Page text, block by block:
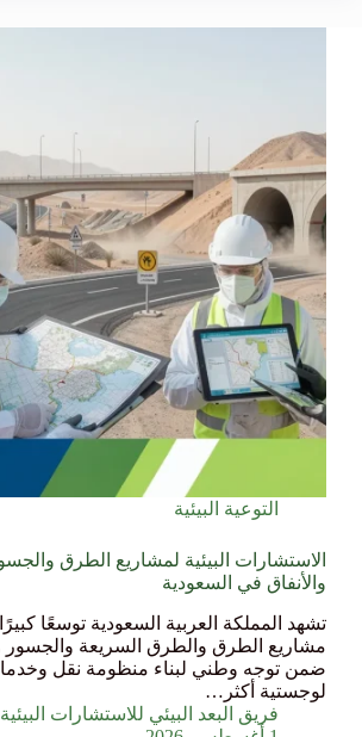
التوعية البيئية
الاستشارات البيئية لمشاريع الطرق
والأنفاق في السعودية
تشهد المملكة العربية السعودية توسعًا
مشاريع الطرق والطرق السريعة والجسور
ضمن توجه وطني لبناء منظومة نقل
لوجستية أكثر…
فريق البعد البيئي للاستشارات البيئية